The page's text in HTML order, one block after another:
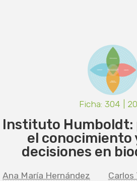
Ficha: 304 |
Instituto
el conocimiento
decisiones en
Ana María Hernández Carlos